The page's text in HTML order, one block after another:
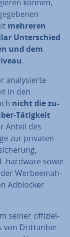
können,
mehreren
Un­ter­schied
und dem
.
ana­ly­sier­te
in den
nicht die zu­
Tätigkeit
Anteil des
zur privaten
hardware sowie
der Wer­be­ei­nah­
Adblocker
seiner of­fi­zi­el­
von Dritt­an­bie­